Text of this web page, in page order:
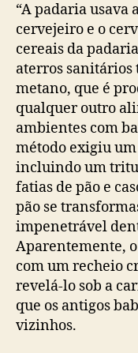
“A padaria usava
cervejeiro e o
cereais da
aterros sanitários
metano, que é
qualquer outro
ambientes com
método exigiu
incluindo um
fatias de pão e
pão se
impenetrável
Aparentemente,
com um recheio
revelá-lo sob a
que os antigos
vizinhos.